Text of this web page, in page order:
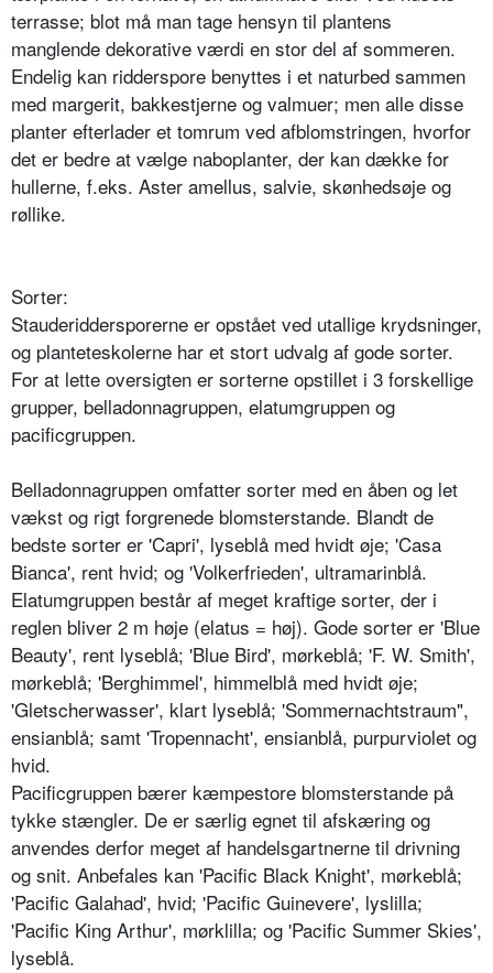
terrasse; blot må man tage hensyn til plantens
manglende dekorative værdi en stor del af somme­ren.
Endelig kan ridderspore benyttes i et naturbed sammen
med margerit, bakkestjerne og valmuer; men alle disse
planter efterlader et tomrum ved afblomstringen, hvorfor
det er bedre at vælge naboplanter, der kan dække for
hullerne, f.eks. Aster amellus, salvie, skønhedsøje og
røllike.
Sorter:
Stauderiddersporerne er opstå­et ved utallige krydsninger,
og planteteskolerne har et stort udvalg af gode sorter.
For at lette oversigten er sorter­ne opstillet i 3 forskellige
grupper, belladonnagruppen, elatumgruppen og
pacificgruppen.
Belladonnagruppen omfatter sorter med en åben og let
vækst og rigt forgrenede blomsterstande. Blandt de
bedste sorter er 'Capri', lyseblå med hvidt øje; 'Casa
Bianca', rent hvid; og 'Volkerfrieden', ultramarinblå.
Elatumgruppen består af meget krafti­ge sorter, der i
reglen bliver 2 m høje (elatus = høj). Gode sorter er 'Blue
Beauty', rent lyseblå; 'Blue Bird', mørkeblå; 'F. W. Smith',
mørkeblå; 'Berghimmel', himmelblå med hvidt øje;
'Gletscherwasser', klart lyseblå; 'Sommernachtstraum",
ensianblå; samt 'Tropennacht', ensianblå, purpurviolet og
hvid.
Pacificgruppen bærer kæmpestore blomsterstande på
tykke stængler. De er særlig egnet til afskæring og
anven­des derfor meget af handelsgartnerne til drivning
og snit. Anbefales kan 'Pacific Black Knight', mørkeblå;
'Pa­cific Galahad', hvid; 'Pacific Guineve­re', lyslilla;
'Pacific King Arthur', mørklilla; og 'Pacific Summer Skies',
lyseblå.